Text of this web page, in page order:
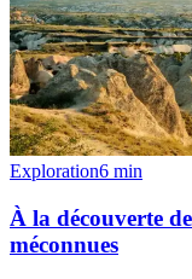
Exploration6 min
À la découverte
méconnues